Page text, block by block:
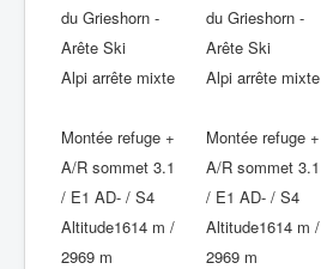
du Grieshorn -
Arête Ski
Alpi arrête mixte
Montée refuge +
A/R sommet 3.1
/ E1 AD- / S4
Altitude1614 m /
2969 m
du Grieshorn -
Arête Ski
Alpi arrête mixte
Montée refuge +
A/R sommet 3.1
/ E1 AD- / S4
Altitude1614 m /
2969 m